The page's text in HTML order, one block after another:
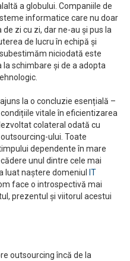
a globului. Companiile de
informatice care nu doar
zi cu zi, dar ne-au și pus la
de lucru în echipă și
niciodată este
schimbare și de a adopta
la o concluzie esențială –
vitale în eficientizarea
colateral odată cu
ului. Toate
dependente în mare
unul dintre cele mai
luat naștere domeniul
IT
face o introspectivă mai
prezentul și viitorul acestui
outsourcing încă de la